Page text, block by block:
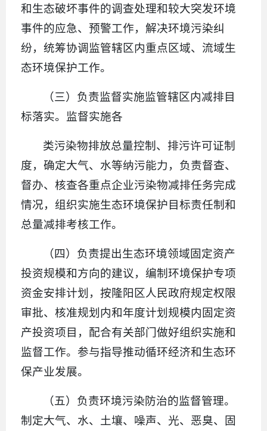
和生态破坏事件的调查处理和较大突发环境
事件的应急、预警工作，解决环境污染纠
纷，统筹协调监管辖区内重点区域、流域生
态环境保护工作。
（三）负责监督实施监管辖区内减排目
标落实。监督实施各
类污染物排放总量控制、排污许可证制
度，确定大气、水等纳污能力，负责督查、
督办、核查各重点企业污染物减排任务完成
情况，组织实施生态环境保护目标责任制和
总量减排考核工作。
（四）负责提出生态环境领域固定资产
投资规模和方向的建议，编制环境保护专项
资金安排计划，按隆阳区人民政府规定权限
审批、核准规划内和年度计划规模内固定资
产投资项目，配合有关部门做好组织实施和
监督工作。参与指导推动循环经济和生态环
保产业发展。
（五）负责环境污染防治的监督管理。
制定大气、水、土壤、噪声、光、恶臭、固